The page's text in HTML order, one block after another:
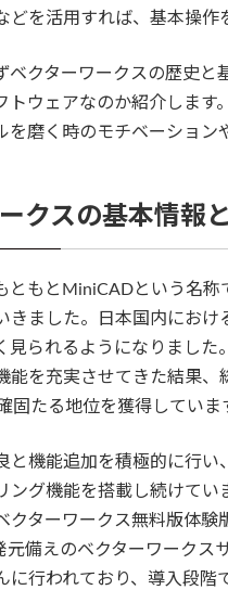
どを活用すれば、基本操作
ベクターワークスの歴史
トウェアなのか紹介しま
を磨く時のモチベーション
クスの基本情報
ともとMiniCADという名
きました。日本国内にお
見られるようになりまし
能を充実させてきた結果
固たる地位を獲得していま
と機能追加を積極的に行
ング機能を搭載し続けて
クターワークス無料版体
元備えのベクターワーク
に行われており、導入段